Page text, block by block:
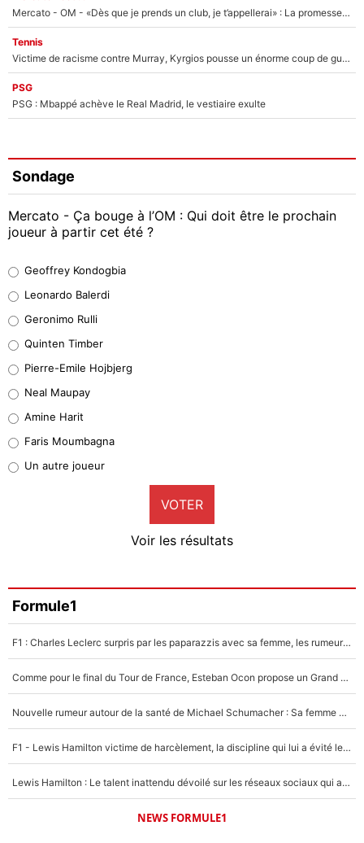
Mercato - OM - «Dès que je prends un club, je t’appellerai» : La promesse de Marcelino au moment de claquer la porte
Tennis
Victime de racisme contre Murray, Kyrgios pousse un énorme coup de gueule !
PSG
PSG : Mbappé achève le Real Madrid, le vestiaire exulte
Sondage
Mercato - Ça bouge à l’OM : Qui doit être le prochain
joueur à partir cet été ?
38%
32%
4%
1%
9%
Faris Moumbagna
4%
Un autre joueur
5%
Geoffrey Kondogbia
Leonardo Balerdi
Geronimo Rulli
Quinten Timber
Pierre-Emile Hojbjerg
Neal Maupay
Amine Harit
Faris Moumbagna
Un autre joueur
VOTER
Voir les résultats
Formule1
F1 : Charles Leclerc surpris par les paparazzis avec sa femme, les rumeurs étaient vraies !
Comme pour le final du Tour de France, Esteban Ocon propose un Grand Prix de Formule 1 à Paris : «Autour de l’Arc de Triomphe, ce serait génial» !
Nouvelle rumeur autour de la santé de Michael Schumacher : Sa femme Corinna sort du silence
F1 - Lewis Hamilton victime de harcèlement, la discipline qui lui a évité le pire : «J'aurais probablement mal tourné»
Lewis Hamilton : Le talent inattendu dévoilé sur les réseaux sociaux qui a impressionné Kim Kardashian pendant leurs vacances en amoureux !
NEWS FORMULE1